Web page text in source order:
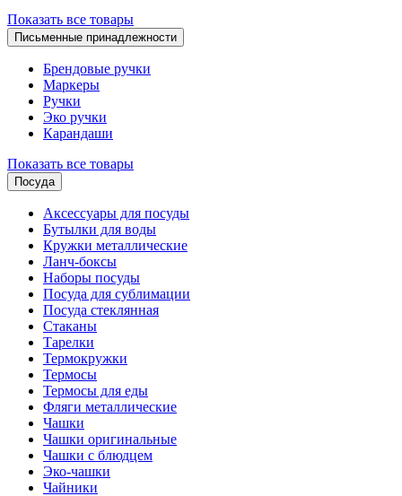
Показать все товары
Письменные принадлежности
Брендовые ручки
Маркеры
Ручки
Эко ручки
Карандаши
Показать все товары
Посуда
Аксессуары для посуды
Бутылки для воды
Кружки металлические
Ланч-боксы
Наборы посуды
Посуда для сублимации
Посуда стеклянная
Стаканы
Тарелки
Термокружки
Термосы
Термосы для еды
Фляги металлические
Чашки
Чашки оригинальные
Чашки с блюдцем
Эко-чашки
Чайники